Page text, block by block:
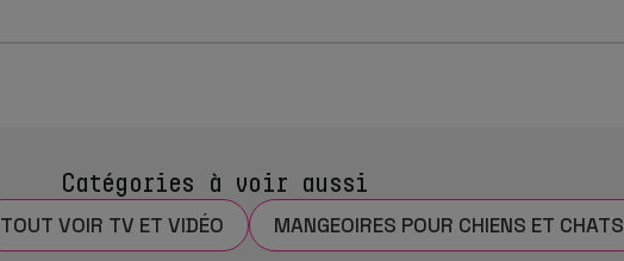
Catégories à voir aussi
TOUT VOIR TV ET VIDÉO MANGEOIRES POUR CHIENS ET CHATS